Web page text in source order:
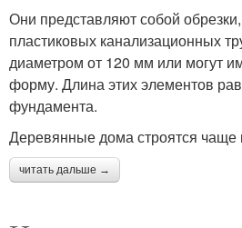
Они представляют собой
пластиковых канализационных
диаметром от 120 мм или могут
форму. Длина этих элементов
фундамента.
Деревянные дома строятся чаще
читать дальше →